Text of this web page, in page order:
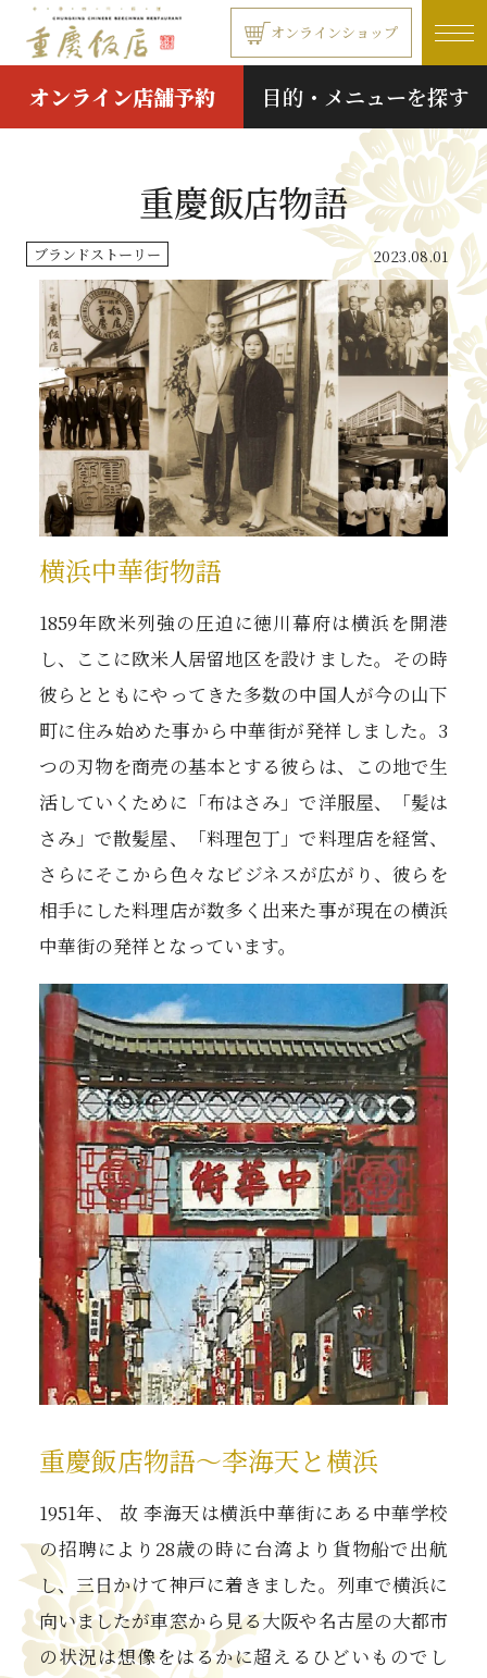
本文へ移動する オンラインショップ
オンライン店舗予約 目的・メニューを探す
重慶飯店物語
ブランドストーリー 2023.08.01
横浜中華街物語
1859年欧米列強の圧迫に徳川幕府は横浜を開港
し、ここに欧米人居留地区を設けました。その時
彼らとともにやってきた多数の中国人が今の山下
町に住み始めた事から中華街が発祥しました。3
つの刃物を商売の基本とする彼らは、この地で生
活していくために「布はさみ」で洋服屋、「髪は
さみ」で散髪屋、「料理包丁」で料理店を経営、
さらにそこから色々なビジネスが広がり、彼らを
相手にした料理店が数多く出来た事が現在の横浜
中華街の発祥となっています。
重慶飯店物語〜李海天と横浜
1951年、 故 李海天は横浜中華街にある中華学校
の招聘により28歳の時に台湾より貨物船で出航
し、三日かけて神戸に着きました。列車で横浜に
向いましたが車窓から見る大阪や名古屋の大都市
の状況は想像をはるかに超えるひどいものでし